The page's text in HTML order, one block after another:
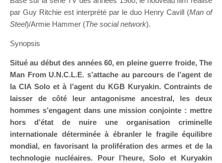
par Guy Ritchie est interprété par le duo Henry Cavill (Man of
Steel)/Armie Hammer (The social network).
Synopsis
Situé au début des années 60, en pleine guerre froide, The
Man From U.N.C.L.E. s’attache au parcours de l’agent de
la CIA Solo et à l’agent du KGB Kuryakin. Contraints de
laisser de côté leur antagonisme ancestral, les deux
hommes s’engagent dans une mission conjointe : mettre
hors d’état de nuire une organisation criminelle
internationale déterminée à ébranler le fragile équilibre
mondial, en favorisant la prolifération des armes et de la
technologie nucléaires. Pour l’heure, Solo et Kuryakin